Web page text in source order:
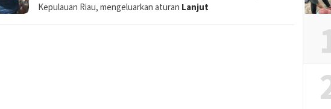
Kepulauan Riau, mengeluarkan aturan Lanjut